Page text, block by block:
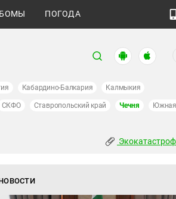
ПОГОДА
Кабардино-Балкария Калмыкия
СКФО Ставропольский край Чечня Южная